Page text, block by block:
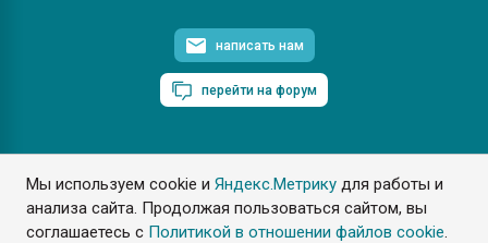
Мы используем cookie иЯндекс.Метрику для работы и
анализа сайта. Продолжая пользоваться сайтом, вы
соглашаетесь с Политикой в отношении файлов cookie.
написать нам
перейти на форум
ПластЭксперт © 2006. Все права защищены
Разрешается копирование материалов сайта с обязательной
ссылкой на www.e-plastic.ru